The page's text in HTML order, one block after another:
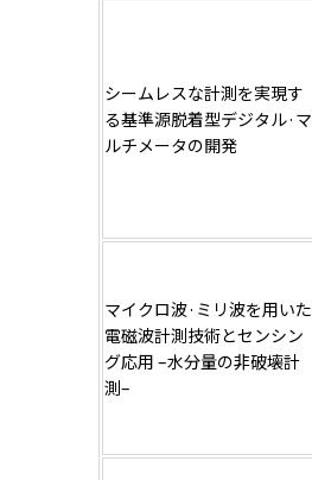
シームレスな計測を実現す
る基準源脱着型デジタル·マ
ルチメータの開発
マイクロ波·ミリ波を用いた
電磁波計測技術とセンシン
グ応用 –水分量の非破壊計
測–